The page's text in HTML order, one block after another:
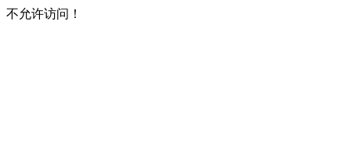
不允许访问！